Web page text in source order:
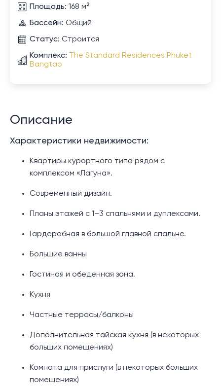
Площадь: 168 м²
Бассейн: Общий
Статус: Строится
Комплекс:
The Standard Residences Phuket
Bangtao
Описание
Характеристики недвижимости:
Квартиры курортного типа рядом с
комплексом «Лагуна».
Современный дизайн.
Планы этажей с 1–3 спальнями и дуплексами.
Гардеробная в большой главной спальне.
Большие ванны
Гостиная и обеденная зона.
Кухня
Частные террасы/балконы
Дополнительная тайская кухня (в некоторых
больших помещениях)
Комната для прислуги (в некоторых больших
помещениях)